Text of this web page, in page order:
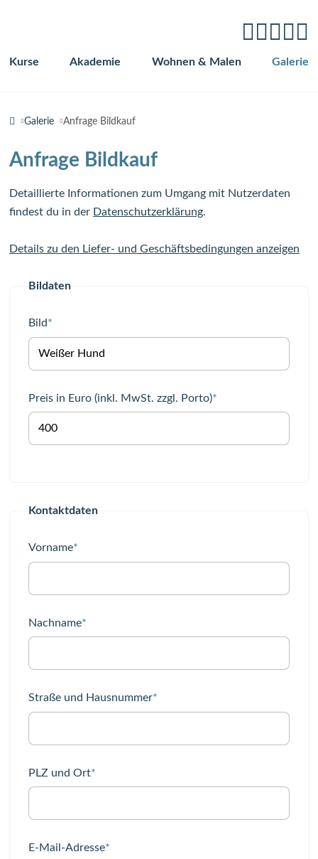
Navigation
Kurse Akademie Wohnen & Malen Galerie
Galerie Anfrage Bildkauf
Anfrage Bildkauf
Detaillierte Informationen zum Umgang mit Nutzerdaten
findest du in der Datenschutzerklärung.
Details zu den Liefer- und Geschäftsbedingungen anzeigen
Bildaten
Pflichtfeld
Bild*
Pflichtfeld
Preis in Euro (inkl. MwSt. zzgl. Porto)*
Kontaktdaten
Pflichtfeld
Vorname*
Pflichtfeld
Nachname*
Pflichtfeld
Straße und Hausnummer*
Pflichtfeld
PLZ und Ort*
Pflichtfeld
E-Mail-Adresse*